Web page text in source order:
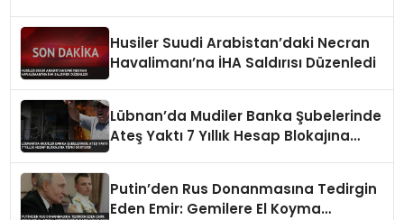
Husiler Suudi Arabistan’daki Necran
Havalimanı’na İHA Saldırısı Düzenledi
Lübnan’da Mudiler Banka Şubelerinde
Ateş Yaktı 7 Yıllık Hesap Blokajına
Putin’den Rus Donanmasına Tedirgin
Eden Emir: Gemilere El Koyma